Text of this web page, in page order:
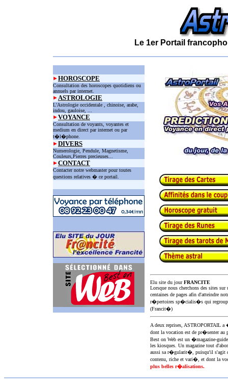
Le 1er Portail
HOROSCOPE
Consultation des horoscopes quotidiens ou
annuels par internet.
ASTROLOGIE
L'Astrologie occidentale , chinoise, arabe,
indou, gauloise, ...
VOYANCE
Consultation de voyants, voyantes et
medium en direct par internet ou par
t�l�phone.
DIVERS
Numerologie, Pendule, Magnetisme,
Couleurs,Pierres precieuses...
CONTACT
Contacter notre webmaster pour toutes
questions relatives � ce portail.
Elu site du jourFRANCITE
Lorsque nous cherchons des sites
centaines de pages afin d'atteindre
r�pertoires sp�cialis�s qui
(Francit�)
A deux reprises,
dont la vocation est de pr�senter au
Best on Web est un �magazine-
les kiosques. Un magazine tout
aussi sa r�gularit�, puisqu'il s'agit
contenu, riche et vari�, et dont la
plus belles r�alisations.